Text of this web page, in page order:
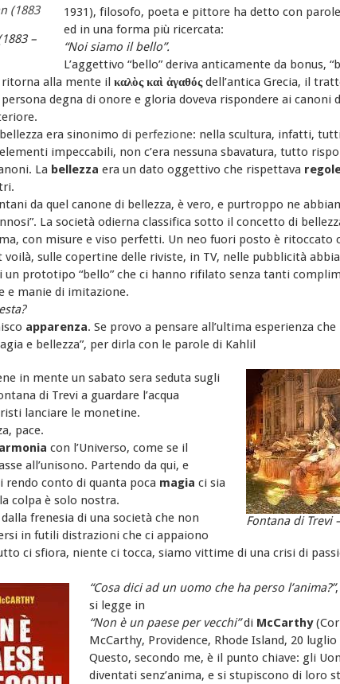
–
1931), filosofo, poeta e pittore ha detto con
ed in una forma più ricercata:
“Noi siamo il bello”.
L’aggettivo “bello” deriva anticamente da bonus,
ritorna alla mente il καλὸς καὶ ἀγαθόςdell’antica Grecia, il
persona degna di onore e gloria doveva rispondere ai canoni
era sinonimo di perfezione: nella scultura, infatti,
impeccabili, non c’era nessuna sbavatura, tutto
La bellezza era un dato oggettivo che rispettava
da quel canone di bellezza, è vero, e purtroppo ne
La società odierna classifica sotto il concetto di
con misure e viso perfetti. Un neo fuori posto è ritoccato
voilà, sulle copertine delle riviste, in TV, nelle pubblicità
prototipo “bello” che ci hanno rifilato senza tanti
e manie di imitazione.
apparenza. Se provo a pensare all’ultima esperienza che
e bellezza”, per dirla con le parole di Kahlil
Fontana di Trevi
in mente un sabato sera seduta sugli
di Trevi a guardare l’acqua
lanciare le monetine.
pace.
armonia con l’Universo, come se il
all’unisono. Partendo da qui, e
conto di quanta poca magia ci sia
colpa è solo nostra.
frenesia di una società che non
in futili distrazioni che ci appaiono
ci sfiora, niente ci tocca, siamo vittime di una crisi di
“Cosa dici ad un uomo che ha perso l’anima?”,
si legge in
“Non è un paese per vecchi”diMcCarthy
McCarthy, Providence, Rhode Island, 20 luglio
Questo, secondo me, è il punto chiave: gli
diventati senz’anima, e si stupiscono di loro